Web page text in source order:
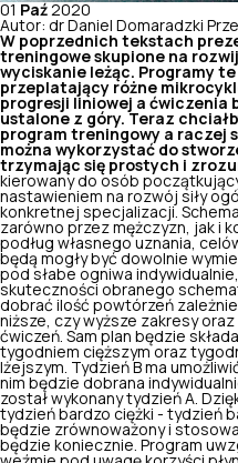
01 Paź 2020
Autor: dr Daniel Domaradzki
W poprzednich tekstach
treningowe skupione na
wyciskanie leżąc. Programy
przeplatający różne
progresji liniowej a ćwiczenia
ustalone z góry. Teraz
program treningowy a raczej
można wykorzystać do
trzymając się prostych i
kierowany do osób
nastawieniem na rozwój siły
konkretnej specjalizacji.
zarówno przez mężczyzn, jak i
podług własnego uznania,
będą mogły być dowolnie
pod słabe ogniwa
skuteczności obranego
dobrać ilość powtórzeń
niższe, czy wyższe zakresy
ćwiczeń. Sam plan będzie
tygodniem cięższym oraz
lżejszym. Tydzień B ma
nim będzie dobrana
został wykonany tydzień A.
tydzień bardzo ciężki - tydzień
będzie zrównoważony i
będzie koniecznie. Program